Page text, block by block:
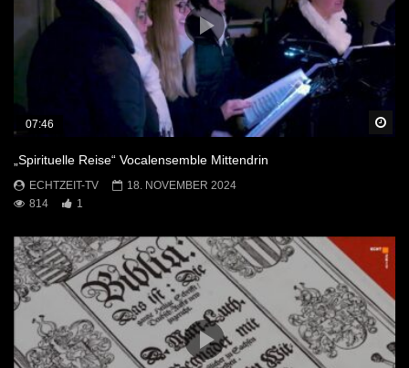
07:46
„Spirituelle Reise“ Vocalensemble Mittendrin
ECHTZEIT-TV
18. NOVEMBER 2024
814
1